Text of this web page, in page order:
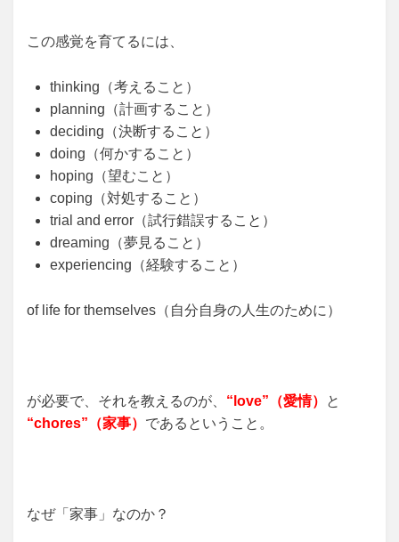
この感覚を育てるには、
thinking（考えること）
planning（計画すること）
deciding（決断すること）
doing（何かすること）
hoping（望むこと）
coping（対処すること）
trial and error（試行錯誤すること）
dreaming（夢見ること）
experiencing（経験すること）
of life for themselves（自分自身の人生のために）
が必要で、それを教えるのが、 “love”（愛情）
と
“chores”（家事） であるということ。
なぜ「家事」なのか？